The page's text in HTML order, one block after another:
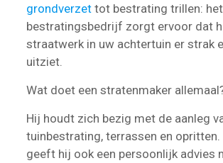
grondverzettot bestrating trillen: het
bestratingsbedrijf zorgt ervoor dat
straatwerk in uw achtertuin er strak
uitziet.
Wat doet een stratenmaker
Hij houdt zich bezig met de aanleg
tuinbestrating, terrassen en opritten.
geeft hij ook een persoonlijk advies